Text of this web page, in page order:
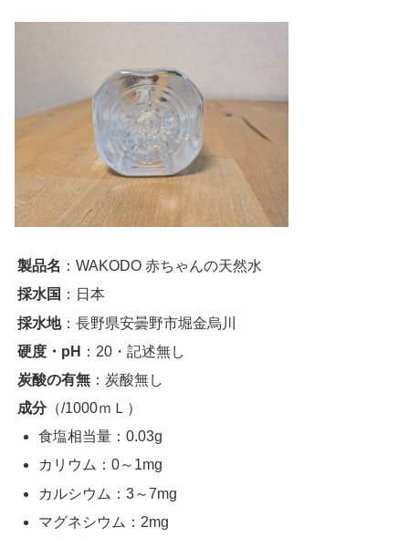
製品名 ：WAKODO 赤ちゃんの天然水
採水国 ：日本
採水地：長野県安曇野市堀金烏川
硬度・pH ：20・記述無し
炭酸の有無 ：炭酸無し
成分（/1000ｍＬ）
食塩相当量：0.03g
カリウム：0～1mg
カルシウム：3～7mg
マグネシウム：2mg